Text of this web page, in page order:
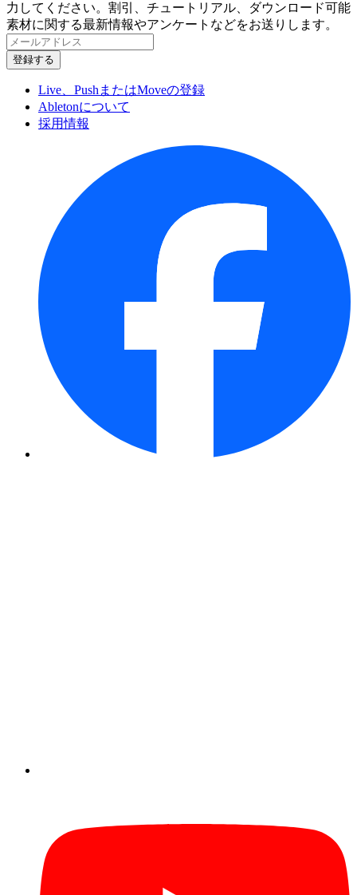
力してください。割引、チュートリアル、ダウンロード可能
素材に関する最新情報やアンケートなどをお送りします。
Live、PushまたはMoveの登録
Abletonについて
採用情報